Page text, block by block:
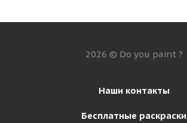
2026 © Do you paint ?
Наши контакты
Бесплатные раскраски